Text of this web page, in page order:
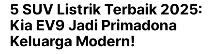
5 SUV Listrik Terbaik 2025:
Kia EV9 Jadi Primadona
Keluarga Modern!